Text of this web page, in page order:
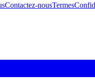
Contactez-nousTermes